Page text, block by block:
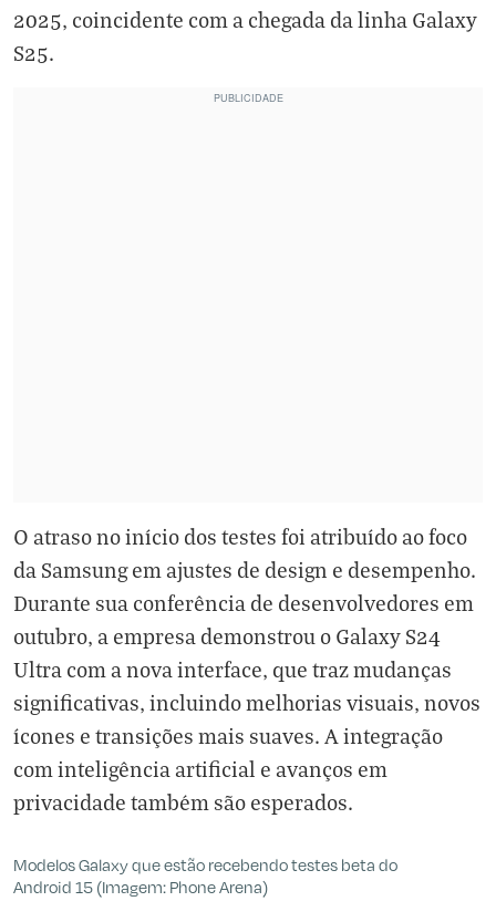
2025, coincidente com a chegada da linha Galaxy
S25.
O atraso no início dos testes foi atribuído ao foco
da Samsung em ajustes de design e desempenho.
Durante sua conferência de desenvolvedores em
outubro, a empresa demonstrou o Galaxy S24
Ultra com a nova interface, que traz mudanças
significativas, incluindo melhorias visuais, novos
ícones e transições mais suaves. A integração
com inteligência artificial e avanços em
privacidade também são esperados.
Modelos Galaxy que estão recebendo testes beta do
Android 15 (Imagem: Phone Arena)